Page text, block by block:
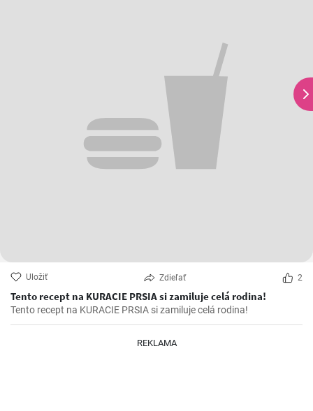
Uložiť Zdieľať 2
Tento recept na KURACIE PRSIA si zamiluje celá rodina!
Tento recept na KURACIE PRSIA si zamiluje celá rodina!
REKLAMA